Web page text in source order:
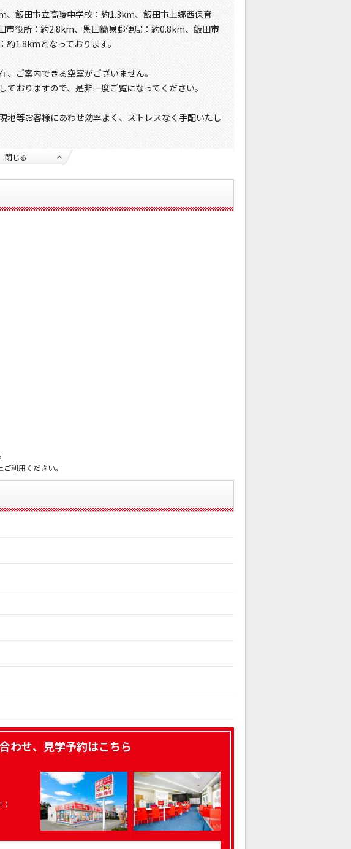
飯田市立高陵中学校：約1.3km、飯田市上郷西保育
役所：約2.8km、黒田簡易郵便局：約0.8km、飯田市
約1.8kmとなっております。
、ご案内できる空室がございません。
おりますので、是非一度ご覧になってください。
地等お客様にあわせ効率よく、ストレスなく手配いたし
閉じる
利用ください。
わせ、見学予約はこちら